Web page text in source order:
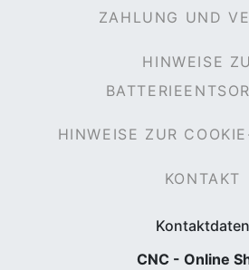
ZAHLUNG UND
HINWEISE
HINWEISE ZUR
KONTAKT
Kontaktdaten
CNC - Online